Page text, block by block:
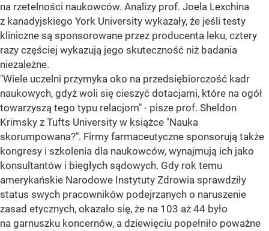
na rzetelności naukowców. Analizy prof. Joela Lexchina
z kanadyjskiego York University wykazały, że jeśli testy
kliniczne są sponsorowane przez producenta leku, cztery
razy częściej wykazują jego skuteczność niż badania
niezależne.
"Wiele uczelni przymyka oko na przedsiębiorczość kadr
naukowych, gdyż woli się cieszyć dotacjami, które na ogół
towarzyszą tego typu relacjom" - pisze prof. Sheldon
Krimsky z Tufts University w książce "Nauka
skorumpowana?". Firmy farmaceutyczne sponsorują także
kongresy i szkolenia dla naukowców, wynajmują ich jako
konsultantów i biegłych sądowych. Gdy rok temu
amerykańskie Narodowe Instytuty Zdrowia sprawdziły
status swych pracowników podejrzanych o naruszenie
zasad etycznych, okazało się, że na 103 aż 44 było
na garnuszku koncernów, a dziewięciu popełniło poważne